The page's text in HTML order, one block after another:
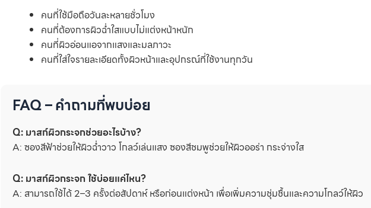
คนที่ใช้มือถือวันละหลายชั่วโมง
คนที่ต้องการผิวฉ่ำใสแบบไม่แต่งหน้าหนัก
คนที่ผิวอ่อนแอจากแสงและมลภาวะ
คนที่ใส่ใจรายละเอียดทั้งผิวหน้าและอุปกรณ์ที่ใช้งานทุกวัน
FAQ – คำถามที่พบบ่อย
Q: มาสก์ผิวกระจกช่วยอะไรบ้าง?
A: ซองสีฟ้าช่วยให้ผิวฉ่ำวาว โกลว์เล่นแสง ซองสีชมพูช่วยให้ผิวออร่า กระจ่างใส
Q: มาสก์ผิวกระจก ใช้บ่อยแค่ไหน?
A: สามารถใช้ได้ 2–3 ครั้งต่อสัปดาห์ หรือก่อนแต่งหน้า เพื่อเพิ่มความชุ่มชื้นและความโกลว์ให้ผิว